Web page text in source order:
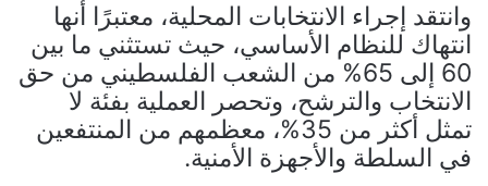
وانتقد إجراء الانتخابات المحلية، معتبرًا أنها
انتهاك للنظام الأساسي، حيث تستثني ما بين
60 إلى 65% من الشعب الفلسطيني من حق
الانتخاب والترشح، وتحصر العملية بفئة لا
تمثل أكثر من 35%، معظمهم من المنتفعين
في السلطة والأجهزة الأمنية.